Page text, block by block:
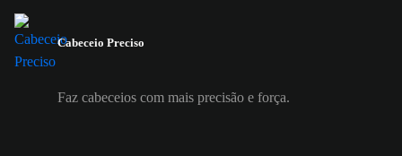
Cabeceio Preciso
Faz cabeceios com mais precisão e força.